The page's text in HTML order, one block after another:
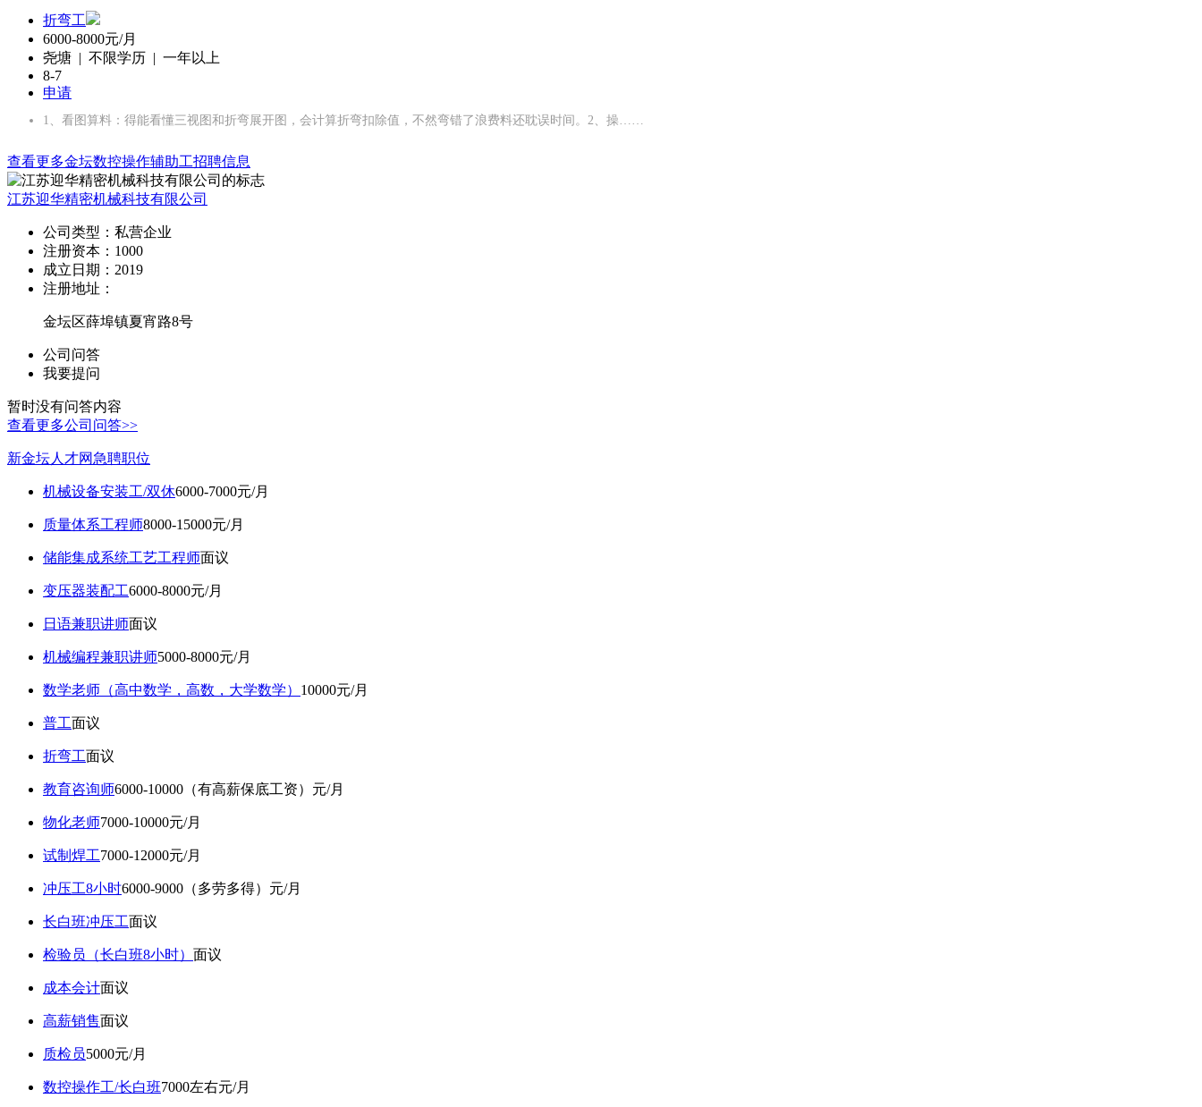
折弯工
6000-8000元/月
尧塘 | 不限学历 | 一年以上
8-7
申请
1、‌看图算料‌：得能看懂三视图和折弯展开图，会计算折弯扣除值，不然弯错了浪费料还耽误时间。2、‌操……
查看更多金坛数控操作辅助工招聘信息
江苏迎华精密机械科技有限公司
公司类型： 私营企业
注册资本： 1000
成立日期： 2019
注册地址：
金坛区薛埠镇夏宵路8号
公司问答
我要提问
暂时没有问答内容
查看更多公司问答>>
新金坛人才网急聘职位
机械设备安装工/双休6000-7000元/月
质量体系工程师8000-15000元/月
储能集成系统工艺工程师面议
变压器装配工6000-8000元/月
日语兼职讲师面议
机械编程兼职讲师5000-8000元/月
数学老师（高中数学，高数，大学数学） 10000元/月
普工面议
折弯工面议
教育咨询师6000-10000（有高薪保底工资）元/月
物化老师7000-10000元/月
试制焊工7000-12000元/月
冲压工8小时6000-9000（多劳多得）元/月
长白班冲压工面议
检验员（长白班8小时） 面议
成本会计面议
高薪销售面议
质检员5000元/月
数控操作工/长白班7000左右元/月